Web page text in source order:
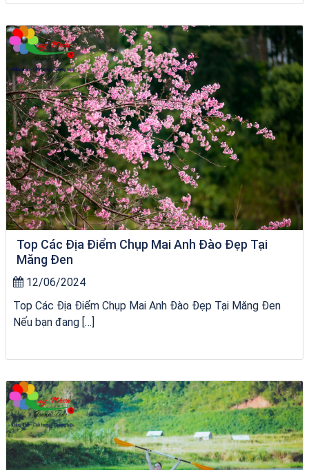
VÉ HẢI GIANG
Top Các Địa Điểm Chụp Mai Anh Đào Đẹp Tại
Măng Đen
12/06/2024
Top Các Địa Điểm Chụp Mai Anh Đào Đẹp Tại Măng Đen
Nếu bạn đang […]
VÉ HẢI GIANG